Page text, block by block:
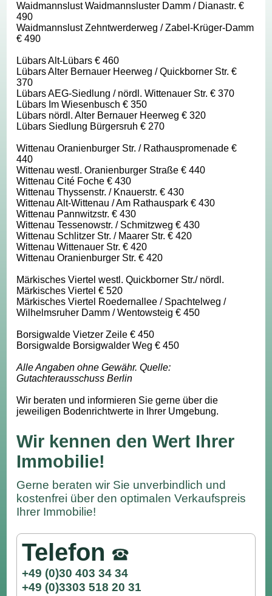
Waidmannslust Waidmannsluster Damm / Dianastr. €
490
Waidmannslust Zehntwerderweg / Zabel-Krüger-Damm
€ 490
Lübars Alt-Lübars € 460
Lübars Alter Bernauer Heerweg / Quickborner Str. €
370
Lübars AEG-Siedlung / nördl. Wittenauer Str. € 370
Lübars Im Wiesenbusch € 350
Lübars nördl. Alter Bernauer Heerweg € 320
Lübars Siedlung Bürgersruh € 270
Wittenau Oranienburger Str. / Rathauspromenade €
440
Wittenau westl. Oranienburger Straße € 440
Wittenau Cité Foche € 430
Wittenau Thyssenstr. / Knauerstr. € 430
Wittenau Alt-Wittenau / Am Rathauspark € 430
Wittenau Pannwitzstr. € 430
Wittenau Tessenowstr. / Schmitzweg € 430
Wittenau Schlitzer Str. / Maarer Str. € 420
Wittenau Wittenauer Str. € 420
Wittenau Oranienburger Str. € 420
Märkisches Viertel westl. Quickborner Str./ nördl.
Märkisches Viertel € 520
Märkisches Viertel Roedernallee / Spachtelweg /
Wilhelmsruher Damm / Wentowsteig € 450
Borsigwalde Vietzer Zeile € 450
Borsigwalde Borsigwalder Weg € 450
Alle Angaben ohne Gewähr. Quelle:
Gutachterausschuss Berlin
Wir beraten und informieren Sie gerne über die
jeweiligen Bodenrichtwerte in Ihrer Umgebung.
Wir kennen den Wert Ihrer
Immobilie!
Gerne beraten wir Sie unverbindlich und
kostenfrei über den optimalen Verkaufspreis
Ihrer Immobilie!
Telefon
+49 (0)30 403 34 34
+49 (0)3303 518 20 31